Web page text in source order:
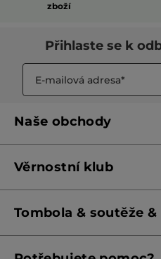
zboží
Přihlaste se k
Naše obchody
Franšízing
Věrnostní klub
Pravidla věrnostního klubu
Tombola & soutěže